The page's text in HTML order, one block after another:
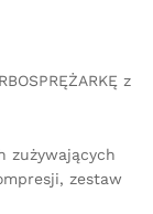
z
zużywających
zestaw